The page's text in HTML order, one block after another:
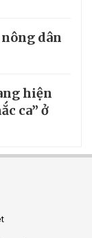
dân
hiện
ca” ở